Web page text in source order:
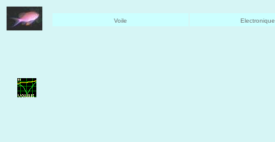
Voile Electronique